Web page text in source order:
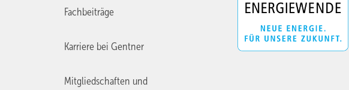
Fachbeiträge
Karriere bei Gentner
Mitgliedschaften und